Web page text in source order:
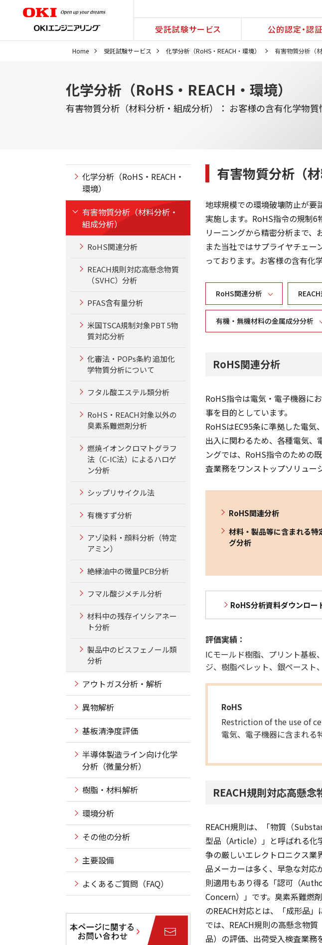
受託試験サービス 公的認定・認証
Home 受託試験サービス 化学分析（RoHS・REACH・環境） 有害物質分析（
化学分析（RoHS・REACH・環境）
有害物質分析（材料分析・組成分析）： お客様の含有化学物
有害物質分析（
地球規模での環境破壊防止が要
実施します。RoHS指令の規制6
リーニングから精密分析まで、
また当社ではサプライヤチェー
っております。お客様の含有化
RoHS関連分析
有機・無機材料の金属成分分析
RoHS関連分析
RoHS指令は電気・電子機器に
事を目的としています。
RoHSはEC95条に準拠した電
出入に関わるため、各種電気、
ングでは、RoHS指令のための
査業務をワンストップソリュー
RoHS関連分析
材料・製品等に含まれる特
グ分析
RoHS分析資料ダウンロー
評価実績：
ICモールド樹脂、プリント基板
ジ、樹脂ペレット、銀ペースト
RoHS
Restriction of the use of
電気、電子機器に含まれる
REACH規則対応高懸念
REACH規則は、「物質（
型品（Article）」と呼ばれる化
争の厳しいエレクトロニクス業
品メーカーは多く、早急な対応
則適用もあり得る「認可（
Concern）」です。臭素系難燃
のREACH対応とは、「成形品
では、REACH規則の高懸念物
品）の評価、出荷受入検査業務
化学分析（RoHS・REACH・
環境）
有害物質分析（材料分析・
組成分析）
RoHS関連分析
REACH規則対応高懸念物質
（SVHC）分析
PFAS含有量分析
米国TSCA規制対象PBT 5物
質対応分析
化審法・POPs条約 追加化
学物質分析について
フタル酸エステル類分析
RoHS・REACH対象以外の
臭素系難燃剤分析
燃焼イオンクロマトグラフ
法（C-IC法）によるハロゲ
ン分析
シップリサイクル法
有機すず分析
アゾ染料・顔料分析（特定
アミン）
絶縁油中の微量PCB分析
フマル酸ジメチル分析
材料中の残存イソシアネー
ト分析
製品中のビスフェノール類
分析
アウトガス分析・解析
異物解析
基板清浄度評価
半導体製造ライン向け化学
分析（微量分析）
樹脂・材料解析
環境分析
その他の分析
主要設備
よくあるご質問（FAQ）